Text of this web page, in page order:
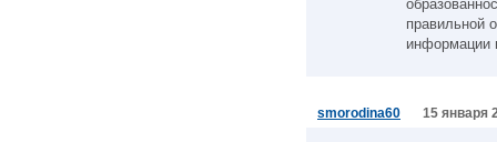
правильной
информации
smorodina60 15 января